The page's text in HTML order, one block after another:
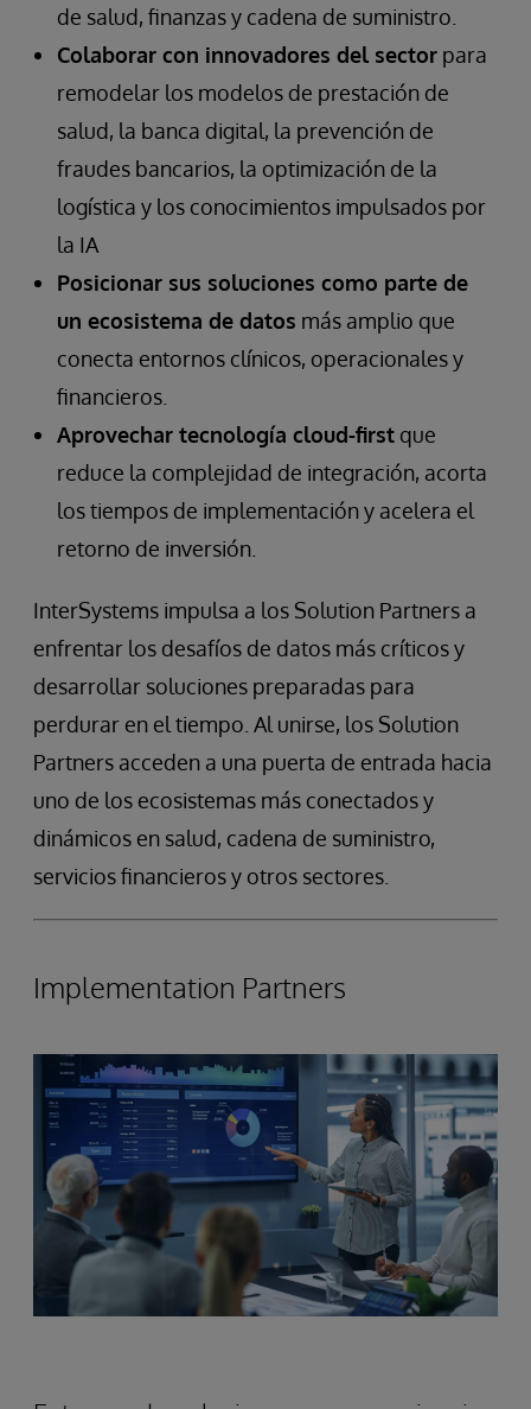
de salud, finanzas y cadena de suministro.
Colaborar con innovadores del sector para
remodelar los modelos de prestación de
salud, la banca digital, la prevención de
fraudes bancarios, la optimización de la
logística y los conocimientos impulsados por
la IA
Posicionar sus soluciones como parte de
un ecosistema de datos más amplio que
conecta entornos clínicos, operacionales y
financieros.
Aprovechar tecnología cloud-first que
reduce la complejidad de integración, acorta
los tiempos de implementación y acelera el
retorno de inversión.
InterSystems impulsa a los Solution Partners a
enfrentar los desafíos de datos más críticos y
desarrollar soluciones preparadas para
perdurar en el tiempo. Al unirse, los Solution
Partners acceden a una puerta de entrada hacia
uno de los ecosistemas más conectados y
dinámicos en salud, cadena de suministro,
servicios financieros y otros sectores.
Implementation Partners